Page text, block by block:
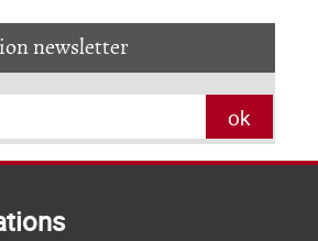
newsletter